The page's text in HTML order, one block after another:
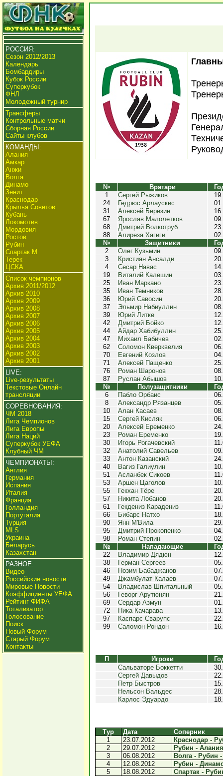
РОССИЯ:
Сезон 2012/2013
Календарь
Бомбардиры
Кубок России
Суперкубок
ФНЛ
Молодежный турнир
Трансферы
Контрольные матчи
Сборная России
Сайты клубов
КОМАНДЫ:
Алания
Амкар
Анжи
Волга
Динамо
Зенит
Краснодар
Крылья Советов
Кубань
Локомотив
Мордовия
Ростов
Рубин
Спартак М
Терек
ЦСКА
Список чемпионов
Архив 2011/2012
Архив 2010
Архив 2009
Архив 2008
Архив 2007
Архив 2006
Архив 2005
Архив 2004
Архив 2003
Архив 2002
Архив 2001
LIVE:
Live-результаты
Текстовые Онлайн
трансляции
СОРЕВНОВАНИЯ:
ЧМ 2018
Лига Чемпионов
Лига Европы
Лига Наций
Суперкубок УЕФА
Клубный ЧМ
ЧЕМПИОНАТЫ:
Англия
Германия
Испания
Италия
Франция
Голландия
Португалия
Турция
MLS
Украина
Беларусь
Казахстан
РАЗНОЕ:
Видео
Российские новости
Мировые Новости
Коэффициенты УЕФА
Рейтинг ФИФА
Тотализатор
Голосование
Поиск
Новый Форум
Старый Форум
Контакты
№ Вратари
1
Сергей Рыжиков
24
Гедрюс Арлаускис
31
Алексей Березин
67
Ярослав Малолетков
68
Дмитрий Волкотруб
88
Алиреза Хагиги
№
Защитники
2
Олег Кузьмин
3
Кристиан Ансалди
4
Сесар Навас
19
Виталий Калешин
25
Иван Маркано
35
Иван Темников
36
Юрий Савосин
37
Эльмир Набиуллин
39
Юрий Литке
42
Дмитрий Бойко
44
Айдар Хабибуллин
47
Михаил Бабичев
62
Соломон Кверквелия
70
Евгений Козлов
71
Алексей Пащенко
76
Роман Шаронов
87
Руслан Абышов
№
Полузащитники
6
Пабло Орбаис
8
Александр Рязанцев
10
Алан Касаев
15
Сергей Кисляк
20
Алексей Еременко
23
Роман Еременко
30
Игорь Рогачевский
32
Анатолий Савельев
33
Антон Казанский
40
Вагиз Галиулин
51
Асланбек Сикоев
53
Аршен Цаголов
55
Гекхан Тёре
57
Никита Лобанов
61
Гекдениз Карадениз
66
Бибарс Натхо
90
Янн М'Вила
95
Дмитрий Прокопенко
98
Роман Степин
№
Нападающие
22
Владимир Дядюн
38
Герман Сергеев
46
Нозим Бабаджанов
49
Джамбулат Калаев
54
Владислав Шпитальный
56
Геворг Арутюнян
69
Сердар Азмун
72
Ника Качарава
97
Каспарс Сварупс
99
Саломон Рондон
П Игроки
Сальваторе Боккетти
Сергей Давыдов
Петр Быстров
Нельсон Вальдес
Карлос Эдуардо
Тур Дата
Соперник
1
23.07.2012
Краснодар -
2
29.07.2012
Рубин -
3
06.08.2012
Волга - Рубин
4
12.08.2012
Рубин -
5
18.08.2012
Спартак -